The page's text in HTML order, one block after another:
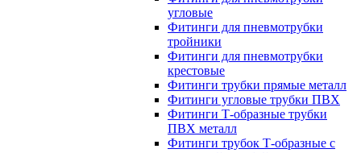
угловые
Фитинги для пневмотрубки
тройники
Фитинги для пневмотрубки
крестовые
Фитинги трубки прямые металл
Фитинги угловые трубки ПВХ
Фитинги Т-образные трубки
ПВХ металл
Фитинги трубок Т-образные с